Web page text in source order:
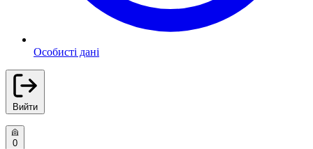
Особисті дані
Вийти
0